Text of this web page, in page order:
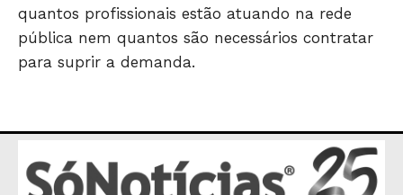
SAÚDE
AGRONOTÍCIAS
ÚLTIMAS NOTÍCIAS
quantos profissionais estão atuando na rede
pública nem quantos são necessários contratar
para suprir a demanda.